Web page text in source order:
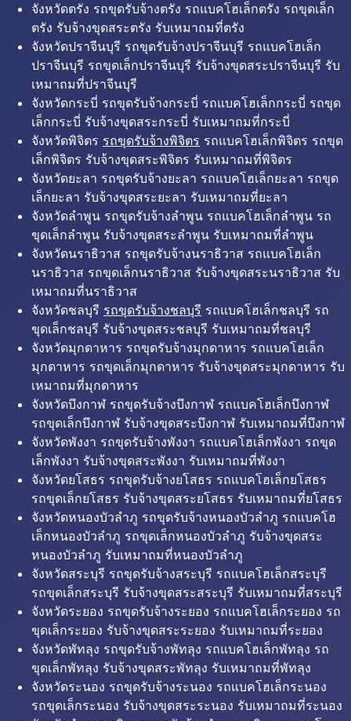
จังหวัดตรัง รถขุดรับจ้างตรัง รถแบคโฮเล็กตรัง รถขุดเล็ก
ตรัง รับจ้างขุดสระตรัง รับเหมาถมที่ตรัง
จังหวัดปราจีนบุรี รถขุดรับจ้างปราจีนบุรี รถแบคโฮเล็ก
ปราจีนบุรี รถขุดเล็กปราจีนบุรี รับจ้างขุดสระปราจีนบุรี รับ
เหมาถมที่ปราจีนบุรี
จังหวัดกระบี่ รถขุดรับจ้างกระบี่ รถแบคโฮเล็กกระบี่ รถขุด
เล็กกระบี่ รับจ้างขุดสระกระบี่ รับเหมาถมที่กระบี่
จังหวัดพิจิตร รถขุดรับจ้างพิจิตร รถแบคโฮเล็กพิจิตร รถขุด
เล็กพิจิตร รับจ้างขุดสระพิจิตร รับเหมาถมที่พิจิตร
จังหวัดยะลา รถขุดรับจ้างยะลา รถแบคโฮเล็กยะลา รถขุด
เล็กยะลา รับจ้างขุดสระยะลา รับเหมาถมที่ยะลา
จังหวัดลำพูน รถขุดรับจ้างลำพูน รถแบคโฮเล็กลำพูน รถ
ขุดเล็กลำพูน รับจ้างขุดสระลำพูน รับเหมาถมที่ลำพูน
จังหวัดนราธิวาส รถขุดรับจ้างนราธิวาส รถแบคโฮเล็ก
นราธิวาส รถขุดเล็กนราธิวาส รับจ้างขุดสระนราธิวาส รับ
เหมาถมที่นราธิวาส
จังหวัดชลบุรี รถขุดรับจ้างชลบุรี รถแบคโฮเล็กชลบุรี รถ
ขุดเล็กชลบุรี รับจ้างขุดสระชลบุรี รับเหมาถมที่ชลบุรี
จังหวัดมุกดาหาร รถขุดรับจ้างมุกดาหาร รถแบคโฮเล็ก
มุกดาหาร รถขุดเล็กมุกดาหาร รับจ้างขุดสระมุกดาหาร รับ
เหมาถมที่มุกดาหาร
จังหวัดบึงกาฬ รถขุดรับจ้างบึงกาฬ รถแบคโฮเล็กบึงกาฬ
รถขุดเล็กบึงกาฬ รับจ้างขุดสระบึงกาฬ รับเหมาถมที่บึงกาฬ
จังหวัดพังงา รถขุดรับจ้างพังงา รถแบคโฮเล็กพังงา รถขุด
เล็กพังงา รับจ้างขุดสระพังงา รับเหมาถมที่พังงา
จังหวัดยโสธร รถขุดรับจ้างยโสธร รถแบคโฮเล็กยโสธร
รถขุดเล็กยโสธร รับจ้างขุดสระยโสธร รับเหมาถมที่ยโสธร
จังหวัดหนองบัวลำภู รถขุดรับจ้างหนองบัวลำภู รถแบคโฮ
เล็กหนองบัวลำภู รถขุดเล็กหนองบัวลำภู รับจ้างขุดสระ
หนองบัวลำภู รับเหมาถมที่หนองบัวลำภู
จังหวัดสระบุรี รถขุดรับจ้างสระบุรี รถแบคโฮเล็กสระบุรี
รถขุดเล็กสระบุรี รับจ้างขุดสระสระบุรี รับเหมาถมที่สระบุรี
จังหวัดระยอง รถขุดรับจ้างระยอง รถแบคโฮเล็กระยอง รถ
ขุดเล็กระยอง รับจ้างขุดสระระยอง รับเหมาถมที่ระยอง
จังหวัดพัทลุง รถขุดรับจ้างพัทลุง รถแบคโฮเล็กพัทลุง รถ
ขุดเล็กพัทลุง รับจ้างขุดสระพัทลุง รับเหมาถมที่พัทลุง
จังหวัดระนอง รถขุดรับจ้างระนอง รถแบคโฮเล็กระนอง
รถขุดเล็กระนอง รับจ้างขุดสระระนอง รับเหมาถมที่ระนอง